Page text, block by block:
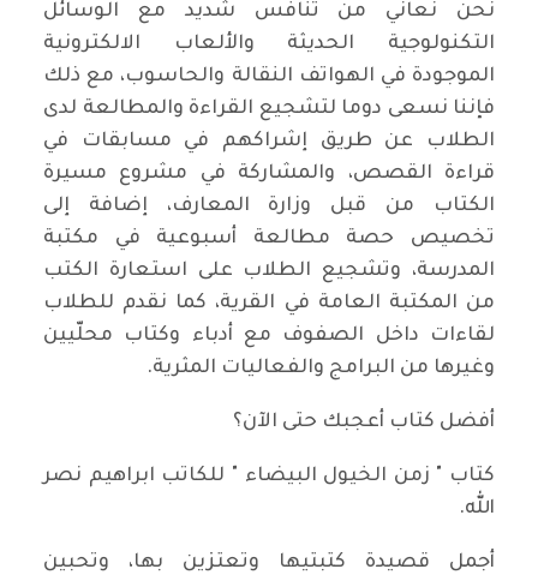
نحن نعاني من تنافس شديد مع الوسائل
التكنولوجية الحديثة والألعاب الالكترونية
الموجودة في الهواتف النقالة والحاسوب، مع ذلك
فإننا نسعى دوما لتشجيع القراءة والمطالعة لدى
الطلاب عن طريق إشراكهم في مسابقات في
قراءة القصص، والمشاركة في مشروع مسيرة
الكتاب من قبل وزارة المعارف، إضافة إلى
تخصيص حصة مطالعة أسبوعية في مكتبة
المدرسة، وتشجيع الطلاب على استعارة الكتب
من المكتبة العامة في القرية، كما نقدم للطلاب
لقاءات داخل الصفوف مع أدباء وكتاب محلّيين
وغيرها من البرامج والفعاليات المثرية.
أفضل كتاب أعجبك حتى الآن؟
كتاب " زمن الخيول البيضاء " للكاتب ابراهيم نصر
الله.
أجمل قصيدة كتبتيها وتعتزين بها، وتحبين